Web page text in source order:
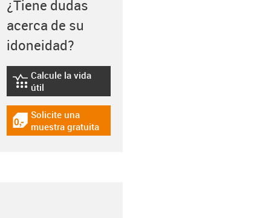
¿Tiene dudas
acerca de su
idoneidad?
igus-icon-lebensdauerrechner
Calcule la vida
útil
igus-icon-gratismuster
Solicite una
muestra gratuita